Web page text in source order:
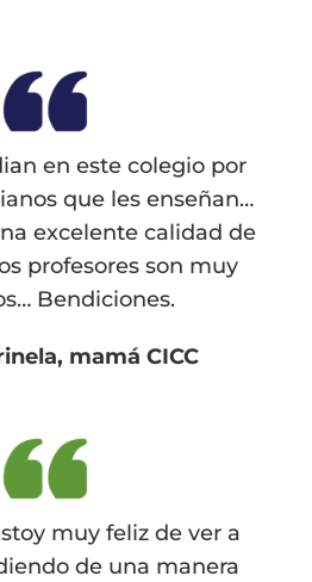
en este colegio por
que les enseñan…
excelente calidad de
profesores son muy
Bendiciones.
mamá CICC
muy feliz de ver a
de una manera